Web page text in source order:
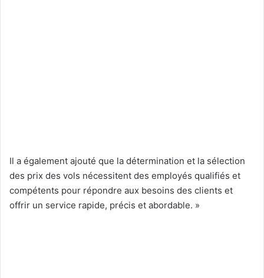
Il a également ajouté que la détermination et la sélection
des prix des vols nécessitent des employés qualifiés et
compétents pour répondre aux besoins des clients et
offrir un service rapide, précis et abordable. »